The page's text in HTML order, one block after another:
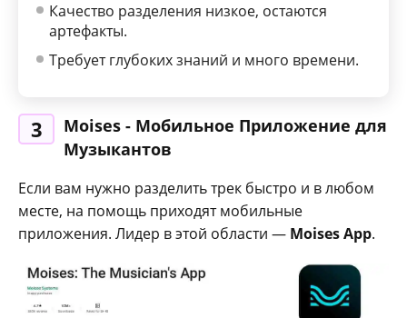
Качество разделения низкое, остаются
артефакты.
Требует глубоких знаний и много времени.
3
Moises - Мобильное Приложение для
Музыкантов
Если вам нужно разделить трек быстро и в любом
месте, на помощь приходят мобильные
приложения. Лидер в этой области — Moises App.